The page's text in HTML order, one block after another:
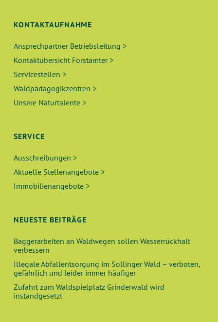
KONTAKTAUFNAHME
Ansprechpartner Betriebsleitung >
Kontaktübersicht Forstämter >
Servicestellen >
Waldpädagogikzentren >
Unsere Naturtalente >
SERVICE
Ausschreibungen >
Aktuelle Stellenangebote >
Immobilienangebote >
NEUESTE BEITRÄGE
Baggerarbeiten an Waldwegen sollen Wasserrückhalt
verbessern
Illegale Abfallentsorgung im Sollinger Wald – verboten,
gefährlich und leider immer häufiger
Zufahrt zum Waldspielplatz Grinderwald wird
instandgesetzt